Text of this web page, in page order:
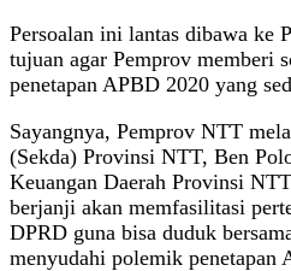
Persoalan ini lantas dibawa ke
tujuan agar Pemprov memberi
penetapan APBD 2020 yang
Sayangnya, Pemprov NTT
(Sekda) Provinsi NTT, Ben
Keuangan Daerah Provinsi
berjanji akan memfasilitasi
DPRD guna bisa duduk
menyudahi polemik penetapan